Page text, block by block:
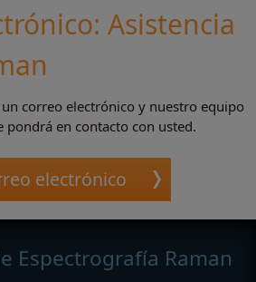
Asistencia
correo electrónico y nuestro equipo
pondrá en contacto con usted.
electrónico
Espectrografía Raman